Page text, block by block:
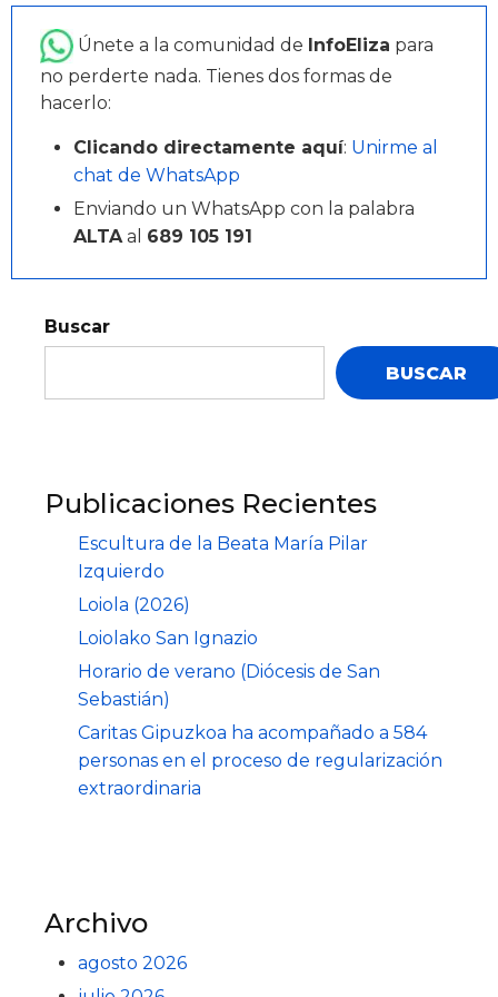
Únete a la comunidad de InfoEliza para
no perderte nada. Tienes dos formas de
hacerlo:
Clicando directamente aquí: Unirme al
chat de WhatsApp
Enviando un WhatsApp con la palabra
ALTAal 689 105 191
Buscar
BUSCAR
Publicaciones Recientes
Escultura de la Beata María Pilar
Izquierdo
Loiola (2026)
Loiolako San Ignazio
Horario de verano (Diócesis de San
Sebastián)
Caritas Gipuzkoa ha acompañado a 584
personas en el proceso de regularización
extraordinaria
Archivo
agosto 2026